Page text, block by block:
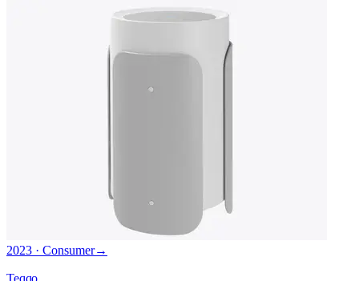
2023 · Consumer→